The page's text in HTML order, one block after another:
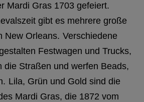
Mardi Gras 1703 gefeiert.
gibt es mehrere große
New Orleans. Verschiedene
Festwagen und Trucks,
die Straßen und werfen Beads,
Lila, Grün und Gold sind die
Mardi Gras, die 1872 vom